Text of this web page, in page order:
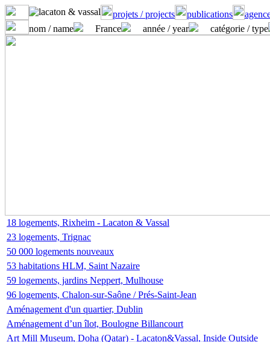
projets / projects publications
nom / name
France année / year catégorie / type
18 logements, Rixheim - Lacaton & Vassal
23 logements, Trignac
50 000 logements nouveaux
53 habitations HLM, Saint Nazaire
59 logements, jardins Neppert, Mulhouse
96 logements, Chalon-sur-Saône / Prés-Saint-Jean
Aménagement d'un quartier, Dublin
Aménagement d’un îlot, Boulogne Billancourt
Art Mill Museum, Doha (Qatar) - Lacaton&Vassal, Inside Outside